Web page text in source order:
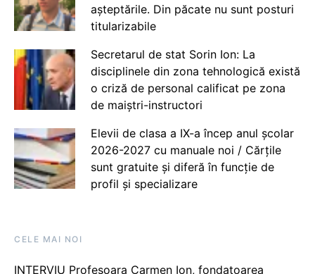
așteptările. Din păcate nu sunt posturi
titularizabile
Secretarul de stat Sorin Ion: La
disciplinele din zona tehnologică există
o criză de personal calificat pe zona
de maiștri-instructori
Elevii de clasa a IX-a încep anul școlar
2026-2027 cu manuale noi / Cărțile
sunt gratuite și diferă în funcție de
profil și specializare
CELE MAI NOI
INTERVIU Profesoara Carmen Ion, fondatoarea